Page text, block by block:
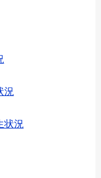
況
状況